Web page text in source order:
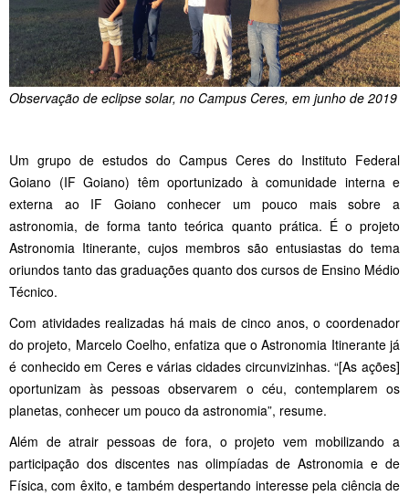
Observação de eclipse solar, no Campus Ceres, em junho de 2019
Um grupo de estudos do Campus Ceres do Instituto Federal
Goiano (IF Goiano) têm oportunizado à comunidade interna e
externa ao IF Goiano conhecer um pouco mais sobre a
astronomia, de forma tanto teórica quanto prática. É o projeto
Astronomia Itinerante, cujos membros são entusiastas do tema
oriundos tanto das graduações quanto dos cursos de Ensino Médio
Técnico.
Com atividades realizadas há mais de cinco anos, o coordenador
do projeto, Marcelo Coelho, enfatiza que o Astronomia Itinerante já
é conhecido em Ceres e várias cidades circunvizinhas. “[As ações]
oportunizam às pessoas observarem o céu, contemplarem os
planetas, conhecer um pouco da astronomia”, resume.
Além de atrair pessoas de fora, o projeto vem mobilizando a
participação dos discentes nas olimpíadas de Astronomia e de
Física, com êxito, e também despertando interesse pela ciência de